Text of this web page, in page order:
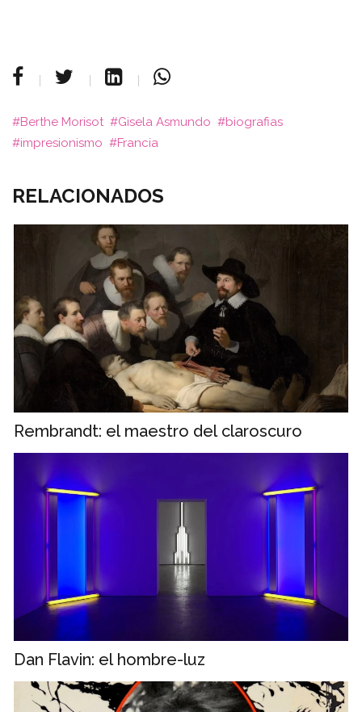
Berthe Morisot Gisela Asmundo
biografias
impresionismo
Francia
RELACIONADOS
Rembrandt: el maestro del claroscuro
Dan Flavin: el hombre-luz